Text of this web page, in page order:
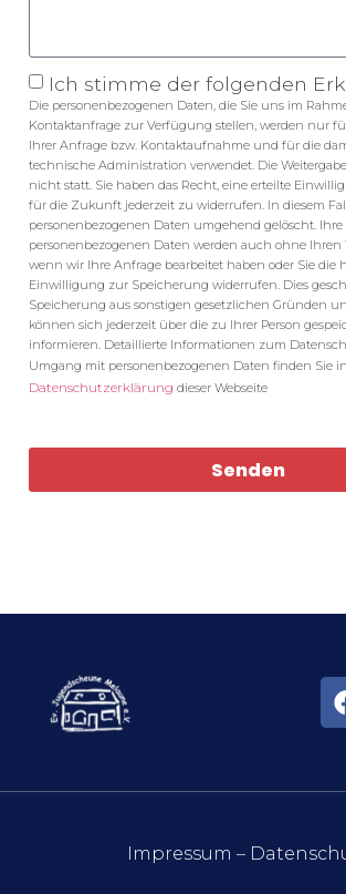
Ich stimme der folgenden
Die personenbezogenen Daten, die Sie uns im
Kontaktanfrage zur Verfügung stellen, werden nur
Ihrer Anfrage bzw. Kontaktaufnahme und für die
technische Administration verwendet. Die
nicht statt. Sie haben das Recht, eine erteilte
für die Zukunft jederzeit zu widerrufen. In diesem
personenbezogenen Daten umgehend gelöscht. Ihre
personenbezogenen Daten werden auch ohne Ihren
wenn wir Ihre Anfrage bearbeitet haben oder Sie die
Einwilligung zur Speicherung widerrufen. Dies
Speicherung aus sonstigen gesetzlichen Gründen
können sich jederzeit über die zu Ihrer Person
informieren. Detaillierte Informationen zum
Umgang mit personenbezogenen Daten finden Sie
Datenschutzerklärung dieser Webseite
Senden
Impressum –